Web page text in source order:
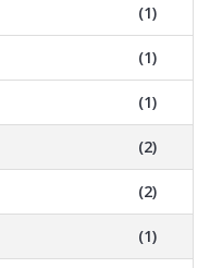
(1)
(1)
(1)
(2)
(2)
(1)